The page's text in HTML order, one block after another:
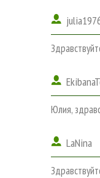
Юлия,
LaNina